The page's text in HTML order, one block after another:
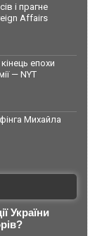
і прагне
Affairs
епохи
— NYT
Михайла
України